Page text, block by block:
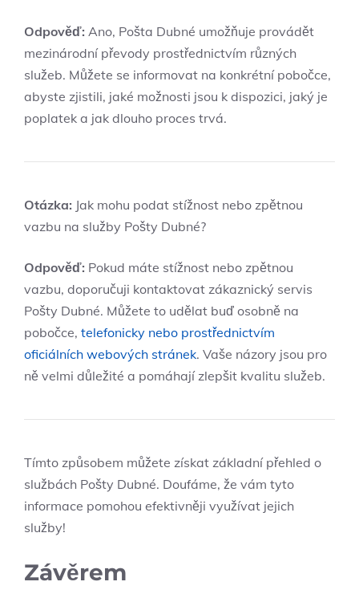
Odpověď: Ano, Pošta Dubné umožňuje provádět
mezinárodní převody prostřednictvím různých
služeb. Můžete se informovat na konkrétní pobočce,
abyste zjistili, jaké možnosti jsou k dispozici, jaký je
poplatek a jak dlouho proces trvá.
Otázka: Jak mohu podat stížnost nebo zpětnou
vazbu na služby Pošty Dubné?
Odpověď: Pokud máte stížnost nebo zpětnou
vazbu, doporučuji kontaktovat zákaznický servis
Pošty Dubné. Můžete to udělat buď osobně na
pobočce, telefonicky nebo prostřednictvím
oficiálních webových stránek. Vaše názory jsou pro
ně velmi důležité a pomáhají zlepšit kvalitu služeb.
Tímto způsobem můžete získat základní přehled o
službách Pošty Dubné. Doufáme, že vám tyto
informace pomohou efektivněji využívat jejich
služby!
Závěrem